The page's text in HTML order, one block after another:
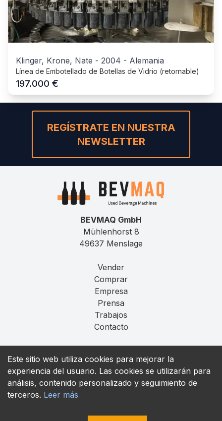
Klinger, Krone, Nate - 2004 - Alemania
Línea de Embotellado de Botellas de Vidrio (retornable)
197.000 €
Este sitio web utiliza cookies para mejorar la
experiencia del usuario. Las cookies se utilizarán para
análisis, contenido personalizado y seguimiento de
terceros. Leer más
REGÍSTRATE EN NUESTRA
NEWSLETTER
BEVMAQ GmbH
Mühlenhorst 8
49637 Menslage
Vender
Comprar
Empresa
Prensa
Trabajos
Contacto
Privacidad
T&C
contact@bevmaq.com